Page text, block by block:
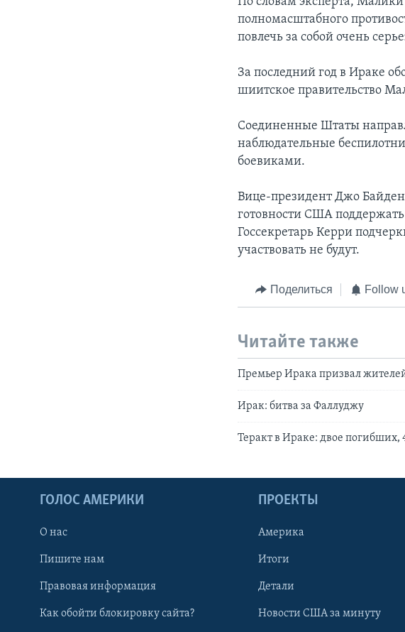
полномасштабного
повлечь за собой очень
За последний год в Ираке
шиитское правительство
Соединенные Штаты
наблюдательные
боевиками.
Вице-президент Джо Байден
готовности США
Госсекретарь Керри
участвовать не будут.
Поделиться Follow
Читайте также
Премьер Ирака призвал
Ирак: битва за Фаллуджу
Теракт в Ираке: двое погибших,
ГОЛОС АМЕРИКИ
О нас
Пишите нам
Правовая информация
Как обойти блокировку сайта?
ПРОЕКТЫ
Америка
Итоги
Детали
Новости США за минуту